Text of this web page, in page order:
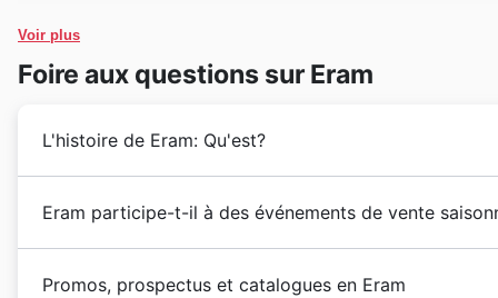
Sacs à Main – Les sacs à main Eram, reconnus pour
popularité atteint son paroxysme pendant le Black
Black Friday, et sont régulièrement visibles dans les
Voir plus
Foire aux questions sur Eram
L'histoire de Eram: Qu'est?
Depuis sa création en 1927, Eram s'est imposé
développant un savoir-faire unique pour proposer
l'entreprise a su évoluer au fil des décennies,
Eram participe-t-il à des événements de vente
Promos, prospectus et catalogues en Eram